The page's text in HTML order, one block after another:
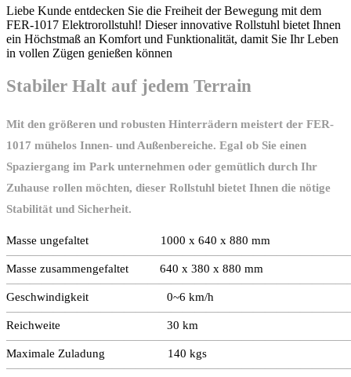
Liebe Kunde entdecken Sie die Freiheit der Bewegung mit dem
FER-1017 Elektrorollstuhl! Dieser innovative Rollstuhl bietet Ihnen
ein Höchstmaß an Komfort und Funktionalität, damit Sie Ihr Leben
in vollen Zügen genießen können
Stabiler Halt auf jedem Terrain
Mit den größeren und robusten Hinterrädern meistert der FER-
1017 mühelos Innen- und Außenbereiche. Egal ob Sie einen
Spaziergang im Park unternehmen oder gemütlich durch Ihr
Zuhause rollen möchten, dieser Rollstuhl bietet Ihnen die nötige
Stabilität und Sicherheit.
Masse ungefaltet 1000 x 640 x 880 mm
Masse zusammengefaltet 640 x 380 x 880 mm
Geschwindigkeit 0~6 km/h
Reichweite 30 km
Maximale Zuladung 140 kgs